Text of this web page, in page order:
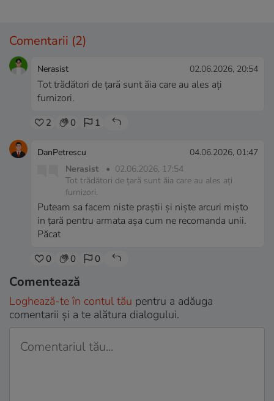
Comentarii (2)
Nerasist 02.06.2026, 20:54
Tot trădători de țară sunt ăia care au ales ați
furnizori.
2 0 1
DanPetrescu
04.06.2026, 01:47
Nerasist
• 02.06.2026, 17:54
Tot trădători de țară sunt ăia care au ales ați
furnizori.
Puteam sa facem niste praștii și niște arcuri mișto
in țară pentru armata așa cum ne recomanda unii.
Păcat
0 0 0
Comentează
Loghează-te în contul tău pentru a adăuga
comentarii și a te alătura dialogului.